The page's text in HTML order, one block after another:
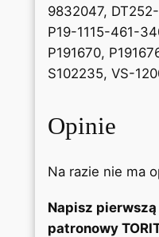
9832047,
P19-1115-461-
P191670,
S102235, VS-
Opinie
Na razie nie ma
Napisz
patronowy